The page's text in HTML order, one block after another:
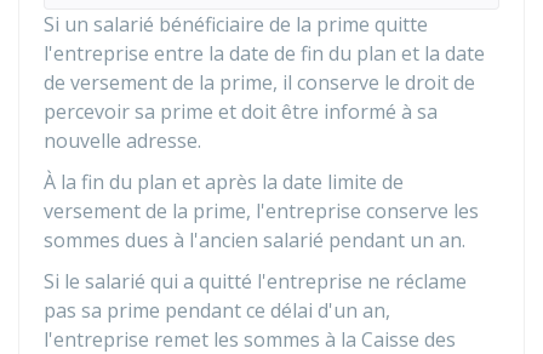
Si un salarié bénéficiaire de la prime quitte
l'entreprise entre la date de fin du plan et la date
de versement de la prime, il conserve le droit de
percevoir sa prime et doit être informé à sa
nouvelle adresse.
À la fin du plan et après la date limite de
versement de la prime, l'entreprise conserve les
sommes dues à l'ancien salarié pendant un an.
Si le salarié qui a quitté l'entreprise ne réclame
pas sa prime pendant ce délai d'un an,
l'entreprise remet les sommes à la Caisse des